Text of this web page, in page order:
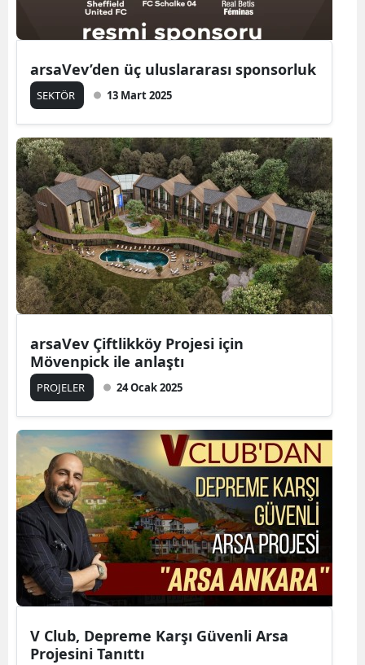
arsaVev’den üç uluslararası sponsorluk
SEKTÖR 13 Mart 2025
arsaVev Çiftlikköy Projesi için
Mövenpick ile anlaştı
PROJELER 24 Ocak 2025
V Club, Depreme Karşı Güvenli Arsa
Projesini Tanıttı